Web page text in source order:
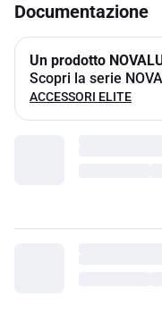
Documentazione
Un prodotto
Scopri la serie
ACCESSORI ELITE